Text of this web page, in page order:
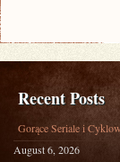
Recent Posts
Gorące Seriale i
August 6, 2026